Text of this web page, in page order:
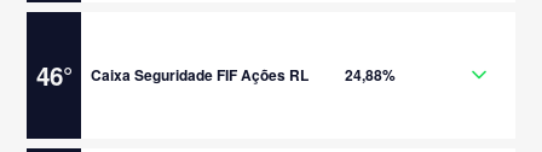
46° Caixa Seguridade FIF Ações RL 24,88%